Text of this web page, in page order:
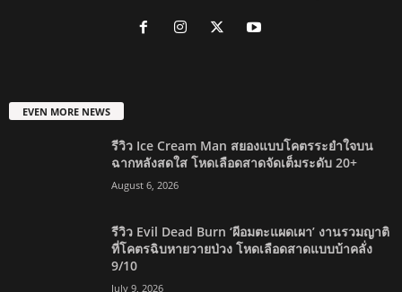
EVEN MORE NEWS
รีวิว Ice Cream Man สยองแบบโคตรระยำใจบน
ฉากหลังสดใส โหดเลือดสาดจัดเต็มระดับ 20+
August 6, 2026
รีวิว Evil Dead Burn ‘ผีอมตะแผดเผา’ งานรวมญาติ
ที่โคตรฉิบหายวายป่วง โหดเลือดสาดแบบบ้าคลั่ง
9/10
July 9, 2026